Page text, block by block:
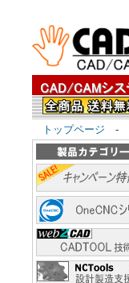
トップページ -